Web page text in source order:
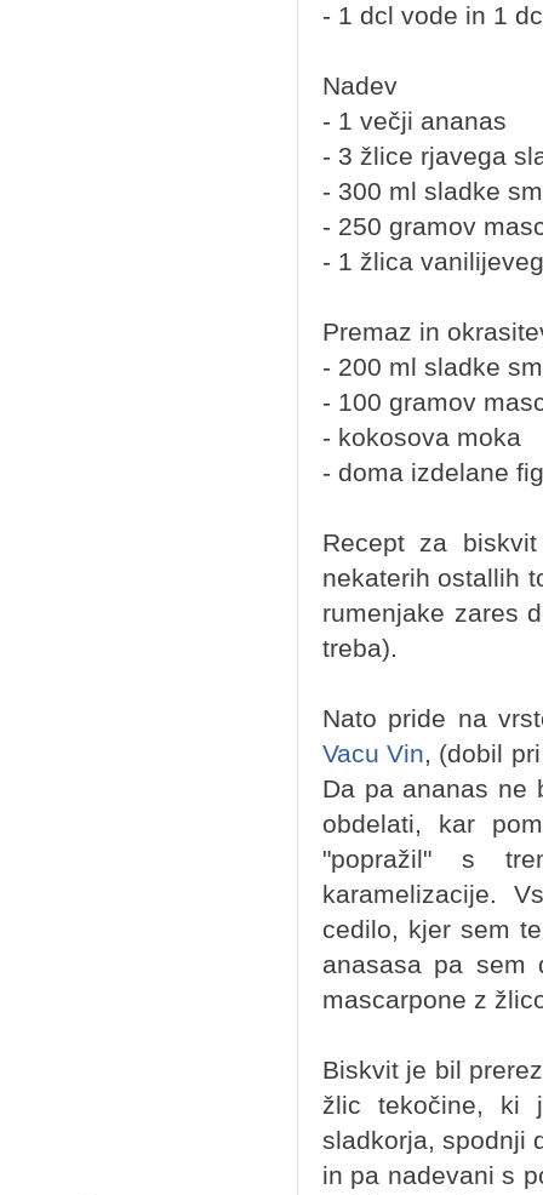
- 1 dcl vode in 1
Nadev
- 1 večji ananas
- 3 žlice rjavega
- 300 ml sladke
- 250 gramov
- 1 žlica
Premaz in
- 200 ml sladke
- 100 gramov
- kokosova moka
- doma izdelane
Recept za
nekaterih ostallih
rumenjake zares
treba).
Nato pride na
Vacu Vin, (dobil
Da pa ananas ne
obdelati, kar
"popražil" s
karamelizacije.
cedilo, kjer sem
anasasa pa sem
mascarpone z
Biskvit je bil
žlic tekočine, ki
sladkorja, spodnji
in pa nadevani s